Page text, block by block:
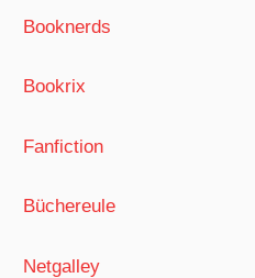
Booknerds
Bookrix
Fanfiction
Büchereule
Netgalley